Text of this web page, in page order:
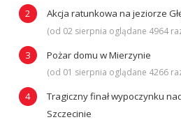
Akcja ratunkowa na jeziorze
(od 02 sierpnia oglądane 4964
Pożar domu w Mierzynie
(od 01 sierpnia oglądane 4266
Tragiczny finał wypoczynku
Szczecinie